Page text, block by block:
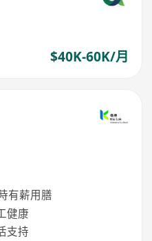
$40K-60K/月
有薪用膳
健康
支持